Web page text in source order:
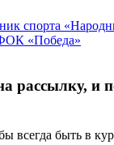
спорта
«Победа»
рассылку, и
всегда быть в